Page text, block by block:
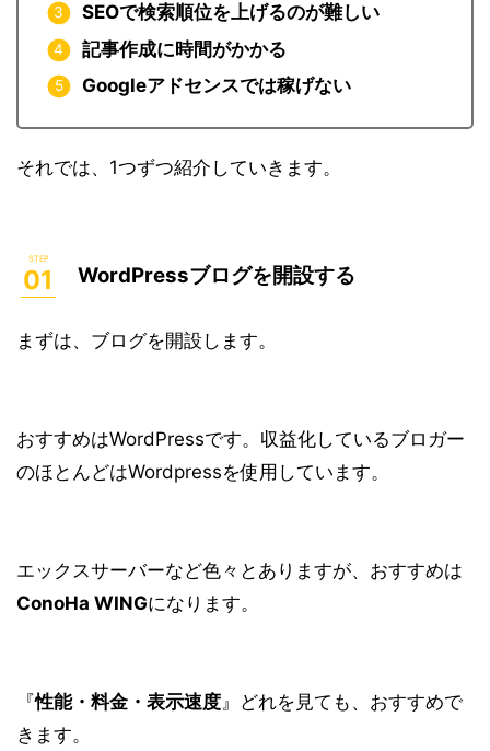
SEOで検索順位を上げるのが難しい
記事作成に時間がかかる
Googleアドセンスでは稼げない
それでは、1つずつ紹介していきます。
WordPressブログを開設する
まずは、ブログを開設します。
おすすめはWordPressです。収益化しているブロガー
のほとんどはWordpressを使用しています。
エックスサーバーなど色々とありますが、おすすめは
ConoHa WINGになります。
『性能・料金・表示速度 』どれを見ても、おすすめで
きます。